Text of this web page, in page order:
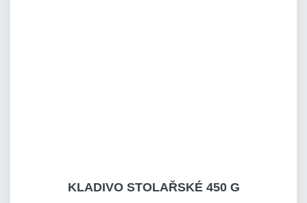
KLADIVO STOLAŘSKÉ 450 G